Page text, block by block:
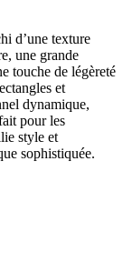
d’une texture
une grande
touche de légèreté
et
dynamique,
pour les
style et
sophistiquée.